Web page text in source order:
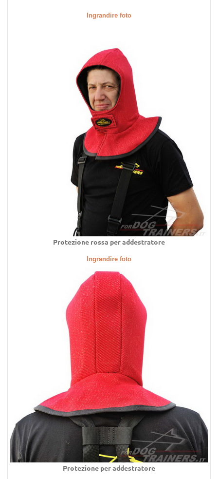
Ingrandire foto
Protezione rossa per addestratore
Ingrandire foto
Protezione per addestratore